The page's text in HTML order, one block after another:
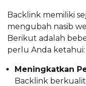
Backlink memiliki
mengubah nasib
Berikut adalah
perlu Anda ketahui:
Meningkatkan
Backlink